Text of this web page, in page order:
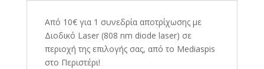
Από 10€ για 1 συνεδρία αποτρίχωσης με
Διοδικό Laser (808 nm diode laser) σε
περιοχή της επιλογής σας, από το Mediaspis
στο Περιστέρι!